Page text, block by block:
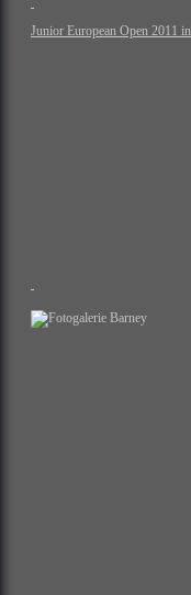
Junior European Open 2011